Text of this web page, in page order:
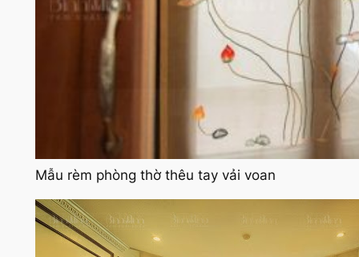
Mẫu rèm phòng thờ thêu tay vải voan